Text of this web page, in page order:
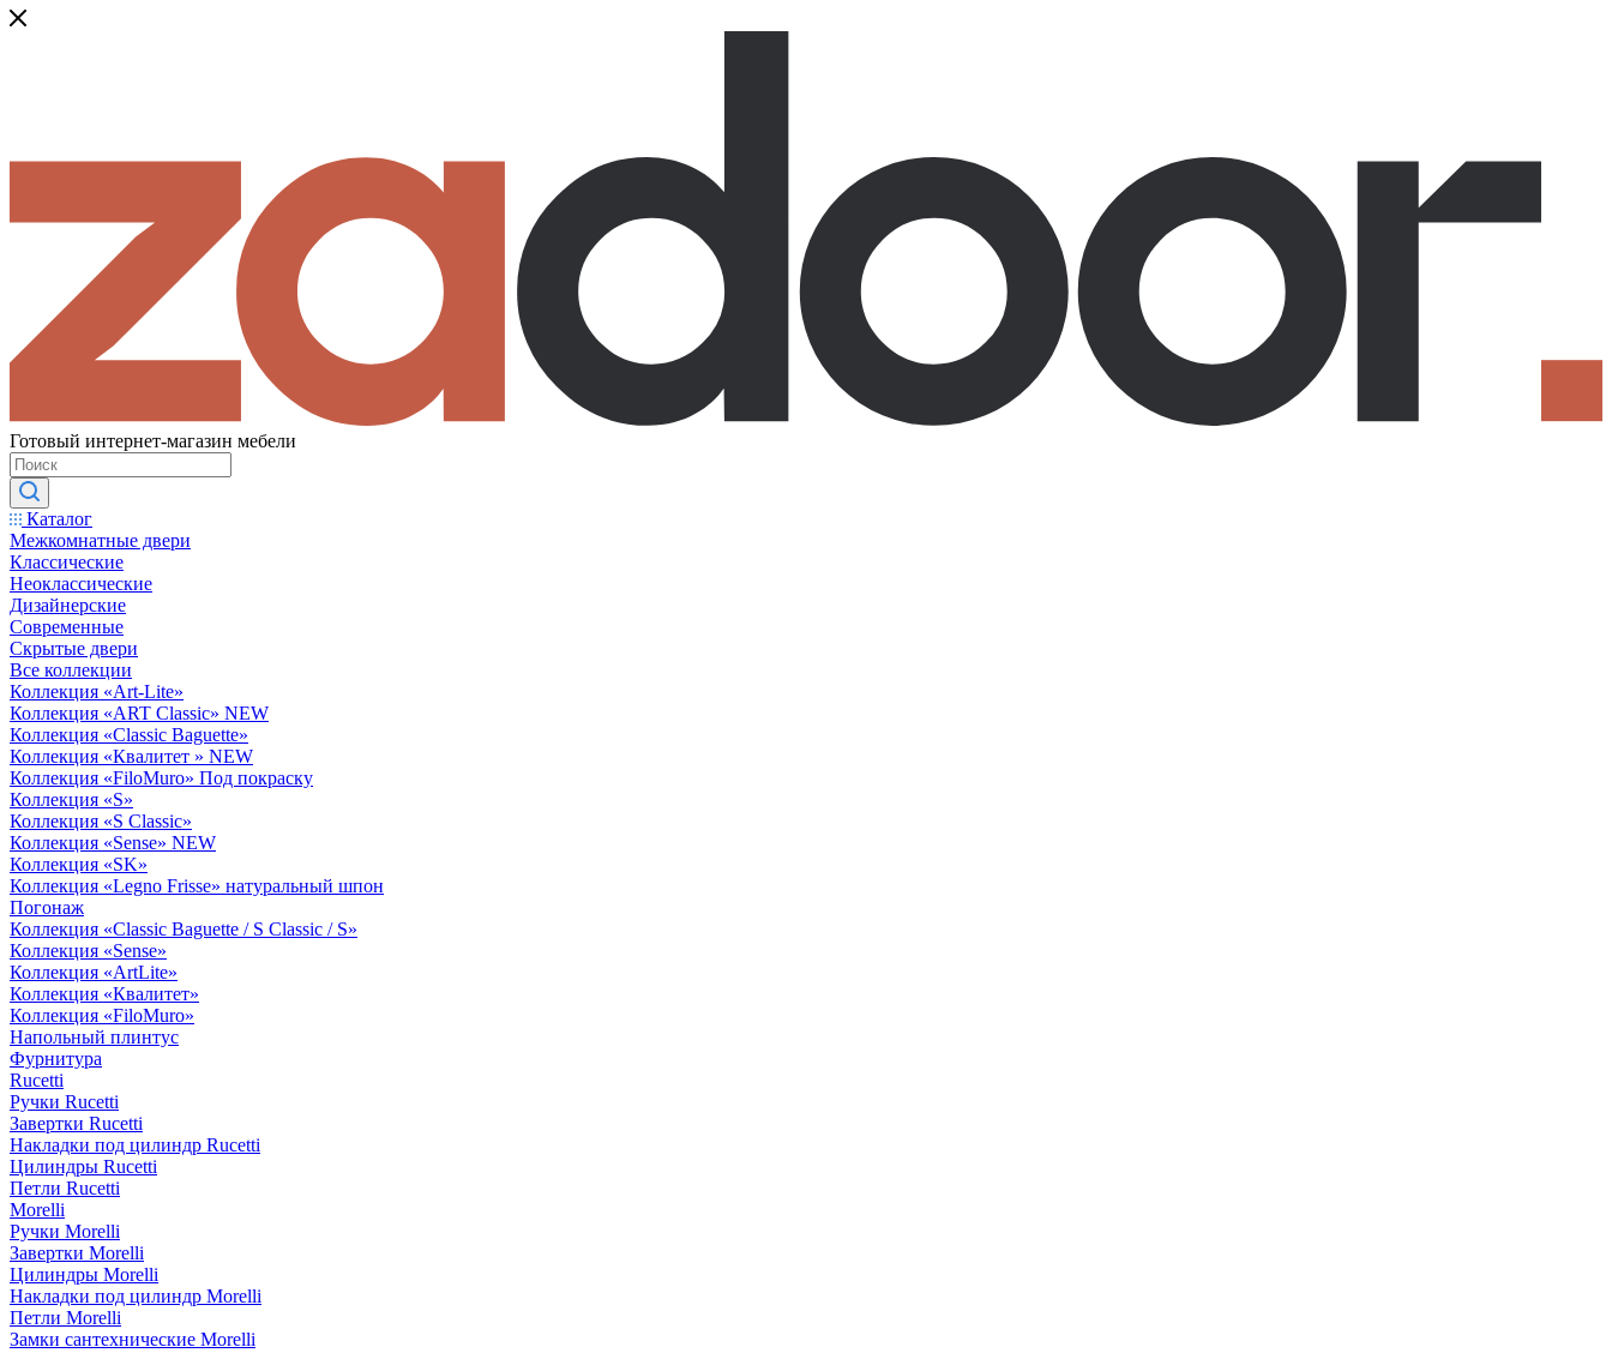
Готовый интернет-магазин мебели
Каталог
Межкомнатные двери
Классические
Неоклассические
Дизайнерские
Современные
Скрытые двери
Все коллекции
Коллекция «Art-Lite»
Коллекция «ART Classic» NEW
Коллекция «Classic Baguette»
Коллекция «Квалитет » NEW
Коллекция «FiloMuro» Под покраску
Коллекция «S»
Коллекция «S Classic»
Коллекция «Sense» NEW
Коллекция «SK»
Коллекция «Legno Frisse» натуральный шпон
Погонаж
Коллекция «Classic Baguette / S Classic / S»
Коллекция «Sense»
Коллекция «ArtLite»
Коллекция «Квалитет»
Коллекция «FiloMuro»
Напольный плинтус
Фурнитура
Rucetti
Ручки Rucetti
Завертки Rucetti
Накладки под цилиндр Rucetti
Цилиндры Rucetti
Петли Rucetti
Morelli
Ручки Morelli
Завертки Morelli
Цилиндры Morelli
Накладки под цилиндр Morelli
Петли Morelli
Замки сантехнические Morelli